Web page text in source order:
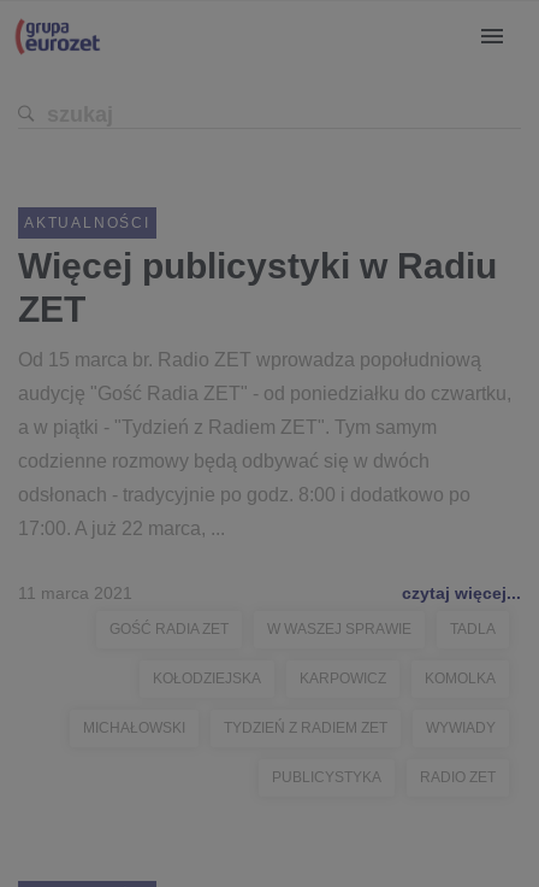
AKTUALNOŚCI
Więcej publicystyki w Radiu
ZET
Od 15 marca br. Radio ZET wprowadza popołudniową
audycję "Gość Radia ZET" - od poniedziałku do czwartku,
a w piątki - "Tydzień z Radiem ZET". Tym samym
codzienne rozmowy będą odbywać się w dwóch
odsłonach - tradycyjnie po godz. 8:00 i dodatkowo po
17:00. A już 22 marca, ...
11 marca 2021 czytaj więcej...
GOŚĆ RADIA ZET W WASZEJ SPRAWIE TADLA
KOŁODZIEJSKA KARPOWICZ KOMOLKA
MICHAŁOWSKI TYDZIEŃ Z RADIEM ZET WYWIADY
PUBLICYSTYKA RADIO ZET